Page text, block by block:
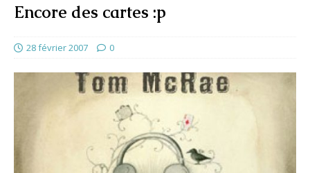
Encore des cartes :p
28 février 2007 0